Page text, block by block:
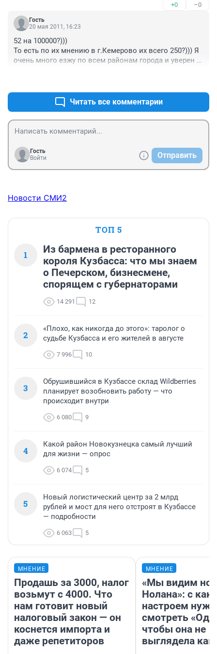
+0 –0
Гость
20 мая 2011, 16:23
52 на 100000?)))
То есть по их мнению в г.Кемерово их всего 250?))) Я
очень много езжу по всем районам города и уверен
Читать все комментарии
Гость
Войти
Отправить
Новости СМИ2
ТОП 5
1
Из бармена в ресторанного
короля Кузбасса: что мы знаем
о Печерском, бизнесмене,
спорящем с губернаторами
14 291 12
2
«Плохо, как никогда до этого»: таролог о
судьбе Кузбасса и его жителей в августе
7 996 10
3
Обрушившийся в Кузбассе склад Wildberries
планирует возобновить работу — что
происходит внутри
6 080 9
4
Какой район Новокузнецка самый лучший
для жизни — опрос
6 074 5
5
Новый логистический центр за 2 млрд
рублей и мост для него отстроят в Кузбассе
— подробности
6 063 5
МНЕНИЕ
Продашь за 3000, налог
возьмут с 4000. Что
нам готовит новый
налоговый закон — он
коснется импорта и
даже репетиторов
МНЕНИЕ
«Мы видим
Нолана»: с
настроем
смотреть
чтобы она не
выглядела как